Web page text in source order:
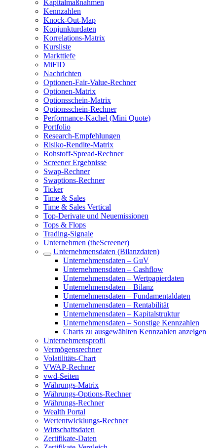
Kapitalmaßnahmen
Kennzahlen
Knock-Out-Map
Konjunkturdaten
Korrelations-Matrix
Kursliste
Markttiefe
MiFID
Nachrichten
Optionen-Fair-Value-Rechner
Optionen-Matrix
Optionsschein-Matrix
Optionsschein-Rechner
Performance-Kachel (Mini Quote)
Portfolio
Research-Empfehlungen
Risiko-Rendite-Matrix
Rohstoff-Spread-Rechner
Screener Ergebnisse
Swap-Rechner
Swaptions-Rechner
Ticker
Time & Sales
Time & Sales Vertical
Top-Derivate und Neuemissionen
Tops & Flops
Trading-Signale
Unternehmen (theScreener)
Unternehmensdaten (Bilanzdaten)
Unternehmensdaten – GuV
Unternehmensdaten – Cashflow
Unternehmensdaten – Wertpapierdaten
Unternehmensdaten – Bilanz
Unternehmensdaten – Fundamentaldaten
Unternehmensdaten – Rentabilität
Unternehmensdaten – Kapitalstruktur
Unternehmensdaten – Sonstige Kennzahlen
Charts zu ausgewählten Kennzahlen anzeigen
Unternehmensprofil
Vermögensrechner
Volatilitäts-Chart
VWAP-Rechner
vwd-Seiten
Währungs-Matrix
Währungs-Options-Rechner
Währungs-Rechner
Wealth Portal
Wertentwicklungs-Rechner
Wirtschaftsdaten
Zertifikate-Daten